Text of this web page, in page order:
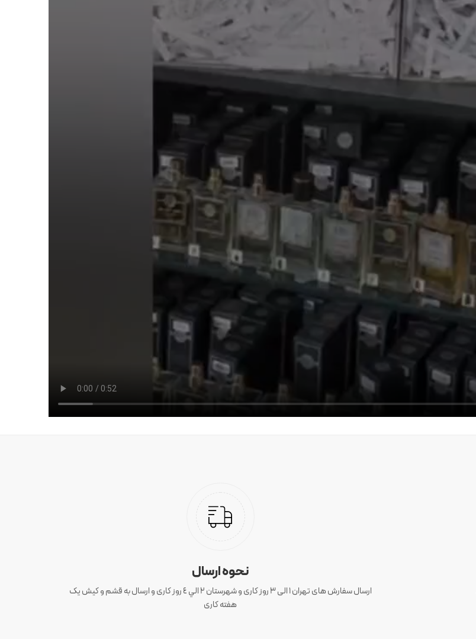
نحوه ارسال
ارسال سفارش های تهران 1 الی 3 روز کاری و شهرستان ٢ الي ٤ روز کاری و ارسال به قشم و کیش یک
هفته کاری